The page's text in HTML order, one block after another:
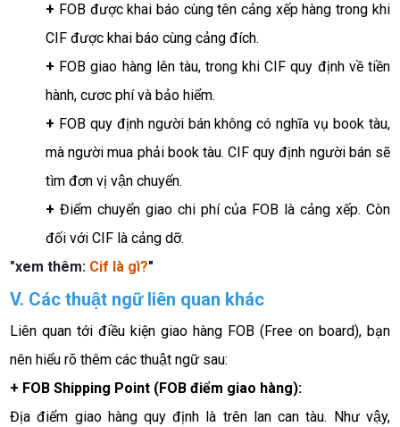
+ FOB được khai báo cùng tên cảng xếp hàng trong khi
CIF được khai báo cùng cảng đích.
+ FOB giao hàng lên tàu, trong khi CIF quy định về tiền
hành, cươc phí và bảo hiểm.
+ FOB quy định người bán không có nghĩa vụ book tàu,
mà người mua phải book tàu. CIF quy định người bán sẽ
tìm đơn vị vận chuyển.
+ Điểm chuyển giao chi phí của FOB là cảng xếp. Còn
đối với CIF là cảng dỡ.
"xem thêm: Cif là gì?"
V. Các thuật ngữ liên quan khác
Liên quan tới điều kiện giao hàng FOB (Free on board), bạn
nên hiểu rõ thêm các thuật ngữ sau:
+ FOB Shipping Point (FOB điểm giao hàng):
Địa điểm giao hàng quy định là trên lan can tàu. Như vậy,